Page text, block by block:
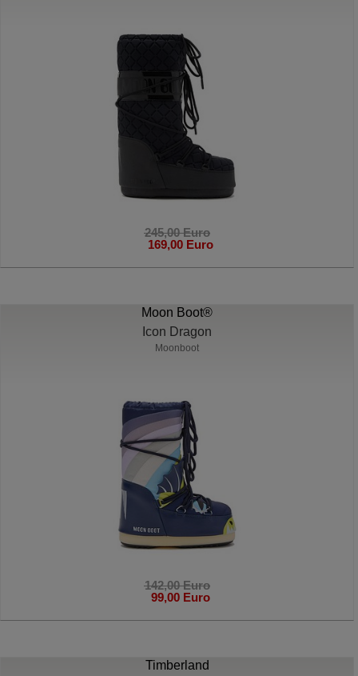
245,00 Euro
169,00 Euro
Moon Boot®
Icon Dragon
Moonboot
142,00 Euro
99,00 Euro
Timberland